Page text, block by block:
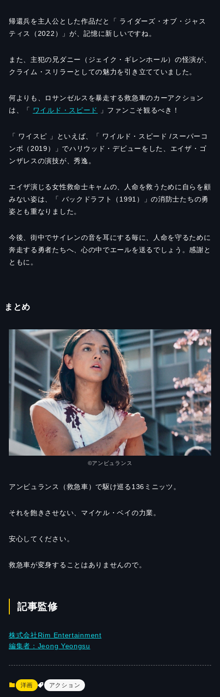
帰還兵を主人公とした作品だと「 ライダーズ・オブ・ジャス
ティス（2022）」が、記憶に新しいですね。
また、主犯の兄ダニー（ジェイク・ギレンホール）の怪演が、
クライム・スリラーとしての魅力を引き立てていました。
何よりも、ロサンゼルスを暴走する救急車のカーアクション
は、「
ワイルド・スピード 」ファンこそ観るべき！
「 ワイスピ 」といえば、「 ワイルド・スピード /スーパーコ
ンボ（2019）」でハリウッド・デビューをした、エイザ・ゴ
ンザレスの演技が、秀逸。
エイザ演じる女性救命士キャムの、人命を救うために自らを顧
みない姿は、「 バックドラフト（1991）」の消防士たちの勇
姿とも重なりました。
今後、街中でサイレンの音を耳にする毎に、人命を守るために
奔走する勇者たちへ、心の中でエールを送るでしょう。感謝と
ともに。
まとめ
©︎アンビュランス
アンビュランス（救急車）で駆け巡る136ミニッツ。
それを飽きさせない、マイケル・ベイの力業。
安心してください。
救急車が変身することはありませんので。
記事監修
株式会社Rim Entertainment
編集者：Jeong Yeongsu
洋画 アクション